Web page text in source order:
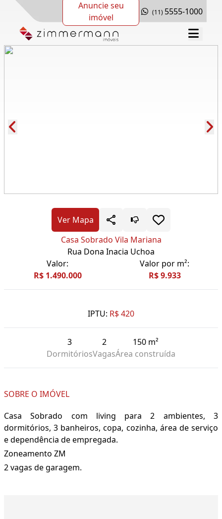
Anuncie seu
imóvel
(11) 5555-1000
Ver Mapa
Casa Sobrado Vila Mariana
Rua Dona Inacia Uchoa
Valor:
R$ 1.490.000
Valor por m²:
R$ 9.933
IPTU: R$ 420
3
Dormitórios
2
Vagas
150 m²
Área construída
SOBRE O IMÓVEL
Casa Sobrado com living para 2 ambientes, 3
dormitórios, 3 banheiros, copa, cozinha, área de serviço
e dependência de empregada.
Zoneamento ZM
2 vagas de garagem.